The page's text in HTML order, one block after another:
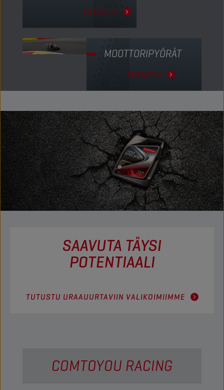
TUTUSTU
MOOTTORIPYÖRÄT
TUTUSTU
SAAVUTA TÄYSI
POTENTIAALI
TUTUSTU URAAUURTAVIIN VALIKOIMIIMME
COMTOYOU RACING